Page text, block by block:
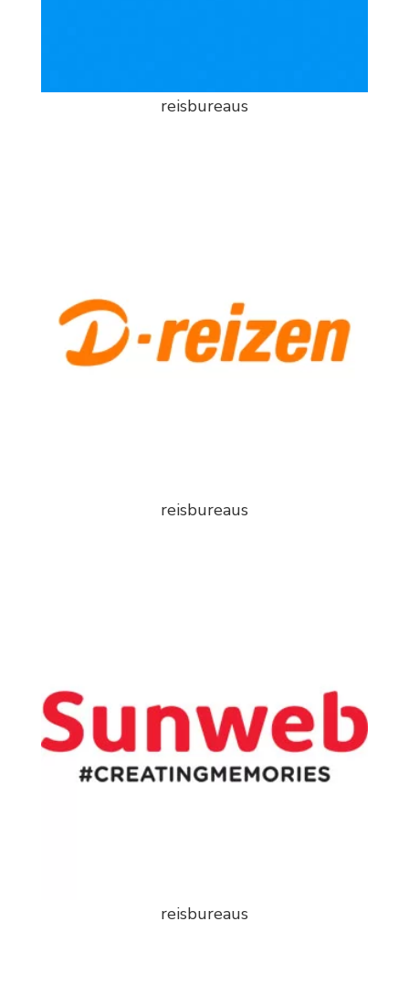
reisbureaus
reisbureaus
reisbureaus